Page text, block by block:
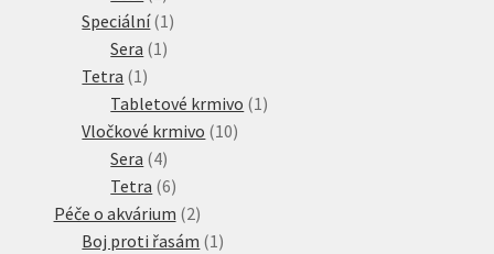
produkt
Speciální 1 1
Sera 1 1
Tetra 1 1
produkt
Tabletové krmivo 1 1
Vločkové krmivo 1010
Sera 44
produkty
Tetra 66
produktů
Péče o akvárium 22
produkty
Boj proti řasám 1 1